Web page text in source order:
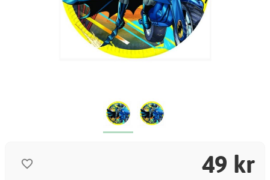
49 kr